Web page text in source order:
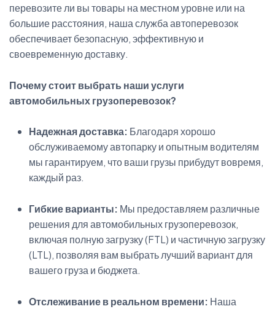
перевозите ли вы товары на местном уровне или на
большие расстояния, наша служба автоперевозок
обеспечивает безопасную, эффективную и
своевременную доставку.
Почему стоит выбрать наши услуги
автомобильных грузоперевозок?
Надежная доставка: Благодаря хорошо
обслуживаемому автопарку и опытным водителям
мы гарантируем, что ваши грузы прибудут вовремя,
каждый раз.
Гибкие варианты: Мы предоставляем различные
решения для автомобильных грузоперевозок,
включая полную загрузку (FTL) и частичную загрузку
(LTL), позволяя вам выбрать лучший вариант для
вашего груза и бюджета.
Отслеживание в реальном времени: Наша